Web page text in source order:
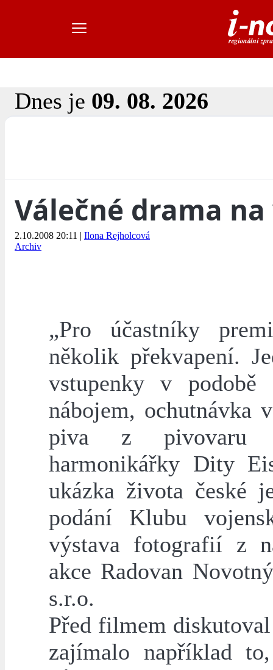
Dnes je 09. 08. 2026
Válečné drama
2.10.2008 20:11 | Ilona Rejholcová
Archiv
„Pro účastníky
několik překvapení.
vstupenky v podobě
nábojem, ochutnávka
piva z pivovaru
harmonikářky Dity
ukázka života české
podání Klubu
výstava fotografií z
akce Radovan
s.r.o.
Před filmem
zajímalo například